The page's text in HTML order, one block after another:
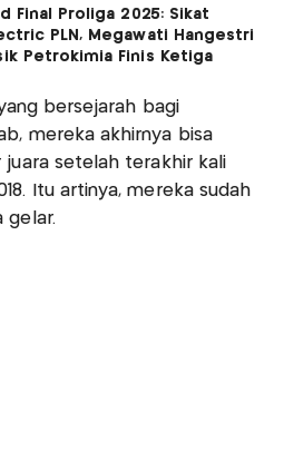
Final Proliga 2025: Sikat
PLN, Megawati Hangestri
Petrokimia Finis Ketiga
bersejarah bagi
mereka akhirnya bisa
setelah terakhir kali
Itu artinya, mereka sudah
gelar.